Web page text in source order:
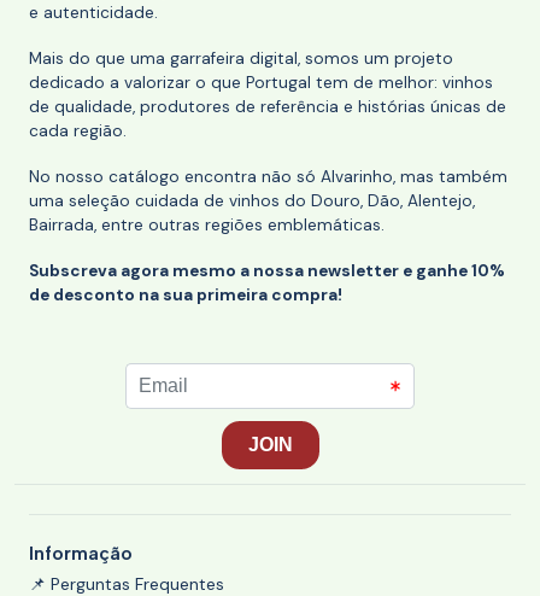
e autenticidade.
Mais do que uma garrafeira digital, somos um projeto
dedicado a valorizar o que Portugal tem de melhor: vinhos
de qualidade, produtores de referência e histórias únicas de
cada região.
No nosso catálogo encontra não só Alvarinho, mas também
uma seleção cuidada de vinhos do Douro, Dão, Alentejo,
Bairrada, entre outras regiões emblemáticas.
Subscreva agora mesmo a nossa newsletter e ganhe 10%
de desconto na sua primeira compra!
Informação
📌 Perguntas Frequentes